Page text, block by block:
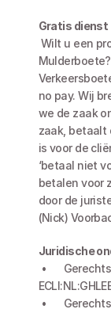
Gratis dienst
Wilt u een professioneel bezwaarschrift tegen een
no pay. Wij
we de zaak
zaak, betaalt
is voor de
‘betaal niet
betalen voor
door de
(Nick)
Juridische